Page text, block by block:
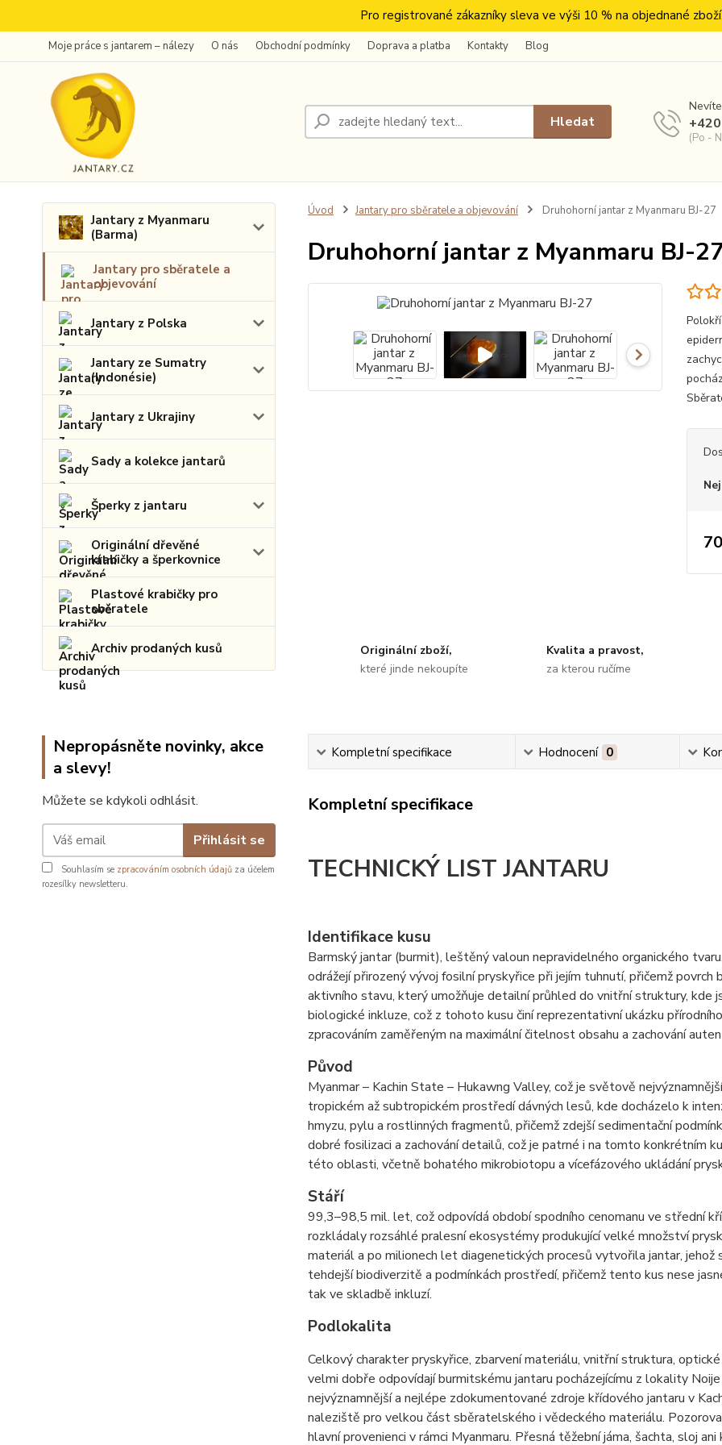
Pro registrované zákazníky sleva ve výši 10 % na objednané
Moje práce s jantarem – nálezy O nás Obchodní podmínky Doprava a platba Kontakty Blog
Hledat
(Po -
Jantary z Myanmaru
(Barma)
Jantary pro sběratele a
objevování
Jantary z Polska
Jantary ze Sumatry
(Indonésie)
Jantary z Ukrajiny
Sady a kolekce jantarů
Šperky z jantaru
Originální dřevěné
krabičky a šperkovnice
Plastové krabičky pro
sběratele
Archiv prodaných kusů
Nepropásněte novinky, akce
a slevy!
Můžete se kdykoli odhlásit.
Přihlásit se
Souhlasím se zpracováním osobních údajů za účelem
rozesílky newsletteru.
Úvod Jantary pro sběratele a objevování Druhohorní jantar z Myanmaru BJ-27
Druhohorní jantar z Myanmaru BJ-
Originální zboží,
které jinde nekoupíte
Kvalita a pravost,
za kterou ručíme
Kompletní specifikace Hodnocení 0
Kompletní specifikace
TECHNICKÝ LIST JANTARU
Identifikace kusu
Barmský jantar (burmit), leštěný valoun nepravidelného organického
odrážejí přirozený vývoj fosilní pryskyřice při jejím tuhnutí, přičemž
aktivního stavu, který umožňuje detailní průhled do vnitřní struktury, kde
biologické inkluze, což z tohoto kusu činí reprezentativní ukázku
zpracováním zaměřeným na maximální čitelnost obsahu a zachování
Původ
Myanmar – Kachin State – Hukawng Valley, což je světově
tropickém až subtropickém prostředí dávných lesů, kde docházelo k
hmyzu, pylu a rostlinných fragmentů, přičemž zdejší sedimentační
dobré fosilizaci a zachování detailů, což je patrné i na tomto konkrétním
této oblasti, včetně bohatého mikrobiotopu a vícefázového ukládání
Stáří
99,3–98,5 mil. let, což odpovídá období spodního cenomanu ve střední
rozkládaly rozsáhlé pralesní ekosystémy produkující velké množství
materiál a po milionech let diagenetických procesů vytvořila jantar,
tehdejší biodiverzitě a podmínkách prostředí, přičemž tento kus nese
tak ve skladbě inkluzí.
Podlokalita
Celkový charakter pryskyřice, zbarvení materiálu, vnitřní struktura,
velmi dobře odpovídají burmitskému jantaru pocházejícímu z lokality
nejvýznamnější a nejlépe zdokumentované zdroje křídového jantaru v
naleziště pro velkou část sběratelského i vědeckého materiálu.
hlavní provenienci v rámci Myanmaru. Přesná těžební jáma, šachta, sloj